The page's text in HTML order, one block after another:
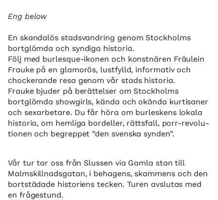
Eng below
En skandalös stadsvandring genom Stockholms
bortglömda och syndiga historia.
Följ med burlesque-ikonen och konst­nären Fräulein
Frauke på en glamorös, lustfylld, informativ och
chockerande resa genom vår stads historia.
Frauke bjuder på berättelser om Stock­holms
bortglömda showgirls, kända och okända kurtisaner
och sexarbetare. Du får höra om burleskens lokala
historia, om hemliga bordeller, rättsfall, porr-revolu­
tionen och begreppet ”den svenska synden”.
Vår tur tar oss från Slussen via Gamla stan till
Malmskillnadsgatan, i behagens, skammens och den
bortstädade historiens tecken. Turen avslutas med
en fråge­stund.